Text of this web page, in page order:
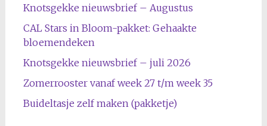
Knotsgekke nieuwsbrief – Augustus
CAL Stars in Bloom-pakket: Gehaakte
bloemendeken
Knotsgekke nieuwsbrief – juli 2026
Zomerrooster vanaf week 27 t/m week 35
Buideltasje zelf maken (pakketje)